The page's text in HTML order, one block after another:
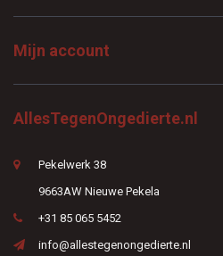
Mijn account
AllesTegenOngedierte.nl
Pekelwerk 38
9663AW Nieuwe Pekela
+31 85 065 5452
info@allestegenongedierte.nl